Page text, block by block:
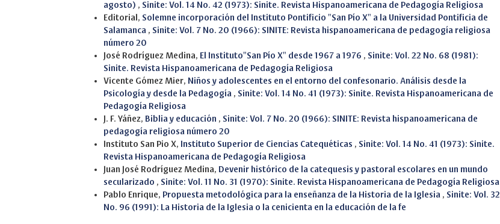
agosto) , Sinite: Vol. 14 No. 42 (1973): Sinite. Revista Hispanoamericana de Pedagogía Religiosa
Editorial, Solemne incorporación del Instituto Pontificio "San Pío X" a la Universidad Pontificia de
Salamanca , Sinite: Vol. 7 No. 20 (1966): SINITE: Revista hispanoamericana de pedagogía religiosa
número 20
José Rodríguez Medina, El Instituto"San Pío X" desde 1967 a 1976 , Sinite: Vol. 22 No. 68 (1981):
Sinite. Revista Hispanoamericana de Pedagogía Religiosa
Vicente Gómez Mier, Niños y adolescentes en el entorno del confesonario. Análisis desde la
Psicología y desde la Pedagogía , Sinite: Vol. 14 No. 41 (1973): Sinite. Revista Hispanoamericana de
Pedagogía Religiosa
J. F. Yáñez, Biblia y educación , Sinite: Vol. 7 No. 20 (1966): SINITE: Revista hispanoamericana de
pedagogía religiosa número 20
Instituto San Pio X, Instituto Superior de Ciencias Catequéticas , Sinite: Vol. 14 No. 41 (1973): Sinite.
Revista Hispanoamericana de Pedagogía Religiosa
Juan José Rodríguez Medina, Devenir histórico de la catequesis y pastoral escolares en un mundo
secularizado , Sinite: Vol. 11 No. 31 (1970): Sinite. Revista Hispanoamericana de Pedagogía Religiosa
Pablo Enrique, Propuesta metodológica para la enseñanza de la Historia de la Iglesia , Sinite: Vol. 32
No. 96 (1991): La Historia de la Iglesia o la cenicienta en la educación de la fe